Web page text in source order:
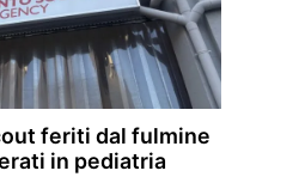
feriti dal fulmine
in pediatria